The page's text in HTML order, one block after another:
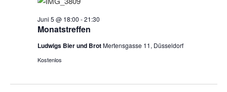
Monatstreffen
Juni 5 @ 18:00 -21:30
Ludwigs Bier und BrotMertensgasse 11, Düsseldorf
Kostenlos